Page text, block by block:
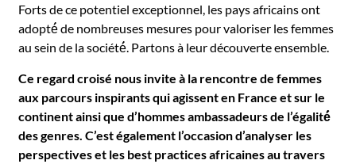
Forts de ce potentiel exceptionnel, les pays africains ont
adopté́ de nombreuses mesures pour valoriser les femmes
au sein de la société́. Partons à leur découverte ensemble.
Ce regard croisé nous invite à la rencontre de femmes
aux parcours inspirants qui agissent en France et sur le
continent ainsi que d’hommes ambassadeurs de l’égalité́
des genres. C’est également l’occasion d’analyser les
perspectives et les best practices africaines au travers